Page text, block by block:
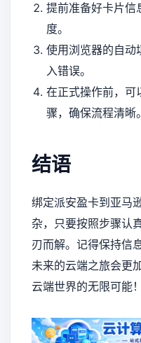
提前准备好卡片信
度。
使用浏览器的自动
入错误。
在正式操作前，可
骤，确保流程清晰。
结语
绑定派安盈卡到亚马
杂，只要按照步骤认
刃而解。记得保持信
未来的云端之旅会更
云端世界的无限可能！